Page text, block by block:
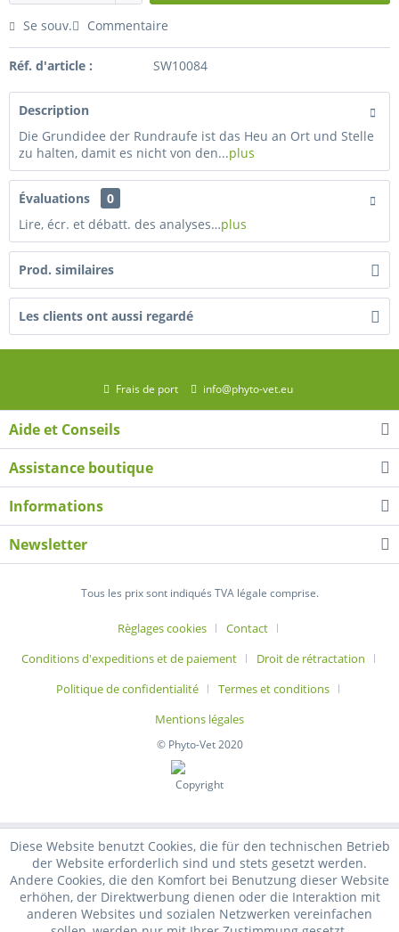
Se souv. Commentaire
Réf. d'article : SW10084
Description
Die Grundidee der Rundraufe ist das Heu an Ort und Stelle
zu halten, damit es nicht von den...plus
Évaluations
0
Lire, écr. et débatt. des analyses…plus
Prod. similaires
Les clients ont aussi regardé
Frais de port info@phyto-vet.eu
Aide et Conseils
Assistance boutique
Informations
Newsletter
Tous les prix sont indiqués TVA légale comprise.
Règlages cookies
Contact
Conditions d'expeditions et de paiement
Droit de rétractation
Politique de confidentialité
Termes et conditions
Mentions légales
© Phyto-Vet 2020
Diese Website benutzt Cookies, die für den technischen Betrieb
der Website erforderlich sind und stets gesetzt werden.
Andere Cookies, die den Komfort bei Benutzung dieser Website
erhöhen, der Direktwerbung dienen oder die Interaktion mit
anderen Websites und sozialen Netzwerken vereinfachen